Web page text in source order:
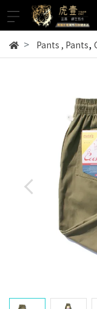
Pants , Pants,